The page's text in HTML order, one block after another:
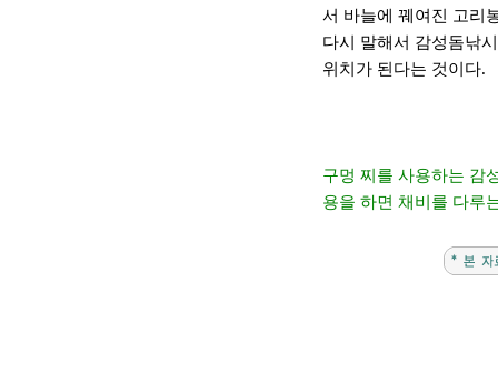
서 바늘에 꿰여진 고리
다시 말해서 감성돔낚
위치가 된다는 것이다.
구멍 찌를 사용하는 감
용을 하면 채비를 다루